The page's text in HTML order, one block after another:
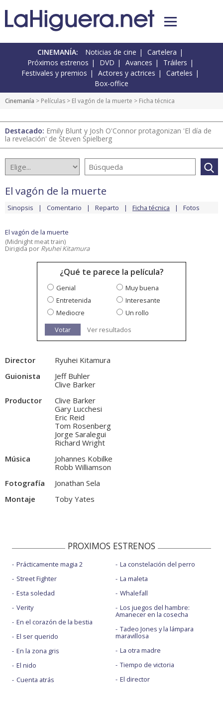
CINEMANÍA: Noticias de cine
Cartelera
Próximos estrenos
DVD Avances
Tráilers
Festivales y premios
Actores y actrices
Carteles
Box-office
Cinemanía > Películas > El vagón de la muerte > Ficha técnica
Destacado: Emily Blunt y Josh O'Connor protagonizan 'El día de
la revelación' de Steven Spielberg
El vagón de la muerte
Sinopsis Comentario Reparto Ficha técnica Fotos
El vagón de la muerte
(Midnight meat train)
Dirigida por Ryuhei Kitamura
¿Qué te parece la película?
Genial
Muy buena
Entretenida
Interesante
Mediocre
Un rollo
Votar
Ver resultados
Director
Ryuhei Kitamura
Guionista
Jeff Buhler
Clive Barker
Productor
Clive Barker
Gary Lucchesi
Eric Reid
Tom Rosenberg
Jorge Saralegui
Richard Wright
Música
Johannes Kobilke
Robb Williamson
Fotografía
Jonathan Sela
Montaje
Toby Yates
PROXIMOS ESTRENOS
Prácticamente magia 2
Street Fighter
Esta soledad
Verity
En el corazón de la bestia
El ser querido
En la zona gris
El nido
Cuenta atrás
La constelación del perro
La maleta
Whalefall
Los juegos del hambre:
Amanecer en la cosecha
Tadeo Jones y la lámpara
maravillosa
La otra madre
Tiempo de victoria
El director